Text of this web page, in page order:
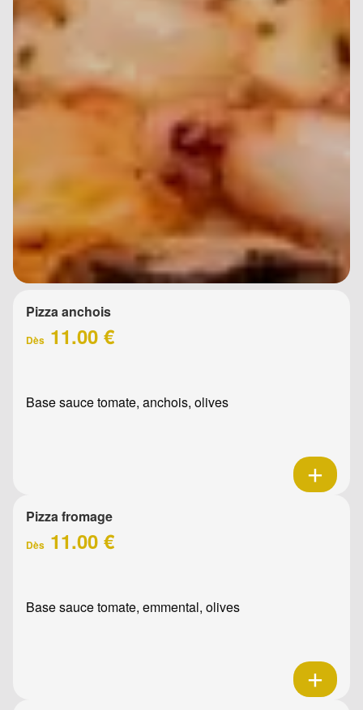
Pizza anchois
Dès 11.00 €
Base sauce tomate, anchois, olives
Pizza fromage
Dès 11.00 €
Base sauce tomate, emmental, olives